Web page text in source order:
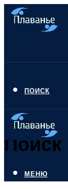
ПОИСК
Поиск
МЕНЮ